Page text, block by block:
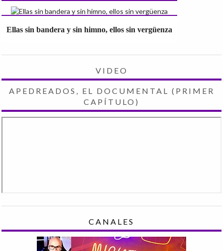
Ellas sin bandera y sin himno, ellos sin vergüenza
VIDEO
APEDREADOS, EL DOCUMENTAL (PRIMER
CAPÍTULO)
CANALES